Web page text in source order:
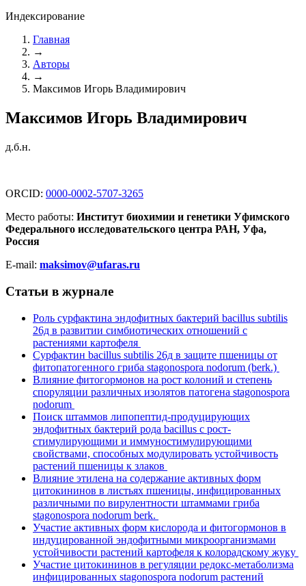
Индексирование
Главная
→
Авторы
→
Максимов Игорь Владимирович
Максимов Игорь Владимирович
д.б.н.
ORCID: 0000-0002-5707-3265
Место работы: Институт биохимии и генетики Уфимского
Федерального исследовательского центра РАН, Уфа,
Россия
E-mail: maksimov@ufaras.ru
Статьи в журнале
Роль сурфактина эндофитных бактерий bacillus subtilis
26д в развитии симбиотических отношений с
растениями картофеля
Сурфактин bacillus subtilis 26д в защите пшеницы от
фитопатогенного гриба stagonospora nodorum (berk.)
Влияние фитогормонов на рост колоний и степень
споруляции различных изолятов патогена stagonospora
nodorum
Поиск штаммов липопептид-продуцирующих
эндофитных бактерий рода bacillus с рост-
стимулирующими и иммуностимулирующими
свойствами, способных модулировать устойчивость
растений пшеницы к злаков
Влияние этилена на содержание активных форм
цитокининов в листьях пшеницы, инфицированных
различными по вирулентности штаммами гриба
stagonospora nodorum berk.
Участие активных форм кислорода и фитогормонов в
индуцированной эндофитными микроорганизмами
устойчивости растений картофеля к колорадскому жуку
Участие цитокининов в регуляции редокс-метаболизма
инфицированных stagonospora nodorum растений